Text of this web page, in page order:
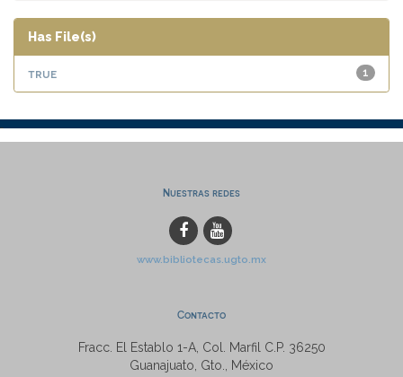
Has File(s)
1
true
Nuestras redes
www.bibliotecas.ugto.mx
Contacto
Fracc. El Establo 1-A, Col. Marfil C.P. 36250
Guanajuato, Gto., México